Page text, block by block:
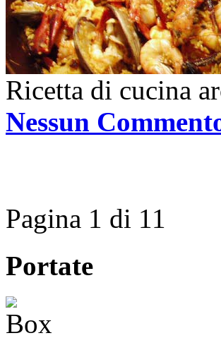
Ricetta di cucina
Nessun
Pagina 1 di 11
Portate